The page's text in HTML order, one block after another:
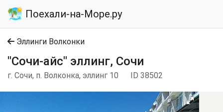
Поехали-на-Море.ру
Эллинги Волконки
"Сочи-айс" эллинг, Сочи
г. Сочи, п. Волконка, эллинг 10 ID 38502